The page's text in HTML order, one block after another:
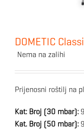
DOMETIC
Nema na zalihi
Prijenosni roštilj na
Kat: Broj (30 mbar):
Kat. Broj (50 mbar):